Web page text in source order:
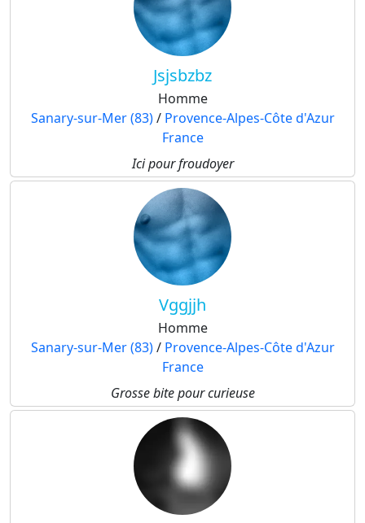
Jsjsbzbz
Homme
Sanary-sur-Mer (83)/ Provence-Alpes-Côte d'Azur
France
Ici pour froudoyer
Vggjjh
Homme
Sanary-sur-Mer (83)/ Provence-Alpes-Côte d'Azur
France
Grosse bite pour curieuse